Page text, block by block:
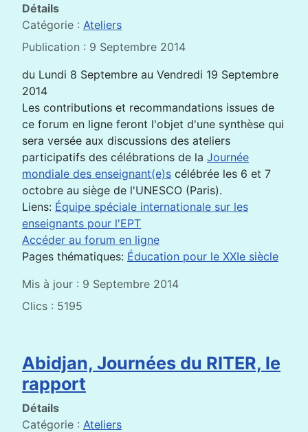
Détails
Catégorie : Ateliers
Publication : 9 Septembre 2014
du Lundi 8 Septembre au Vendredi 19 Septembre
2014
Les contributions et recommandations issues de
ce forum en ligne feront l'objet d'une synthèse qui
sera versée aux discussions des ateliers
participatifs des célébrations de la Journée
mondiale des enseignant(e)s célébrée les 6 et 7
octobre au siège de l'UNESCO (Paris).
Liens: Équipe spéciale internationale sur les
enseignants pour l'EPT
Accéder au forum en ligne
Pages thématiques: Éducation pour le XXIe siècle
Mis à jour : 9 Septembre 2014
Clics : 5195
Abidjan, Journées du RITER, le
rapport
Détails
Catégorie : Ateliers